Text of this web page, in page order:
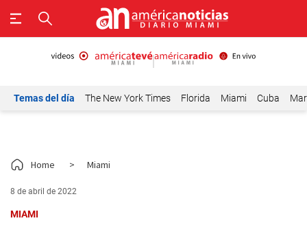
Temas del día The New York Times Florida Miami Cuba
Home > Miami
8 de abril de 2022
MIAMI